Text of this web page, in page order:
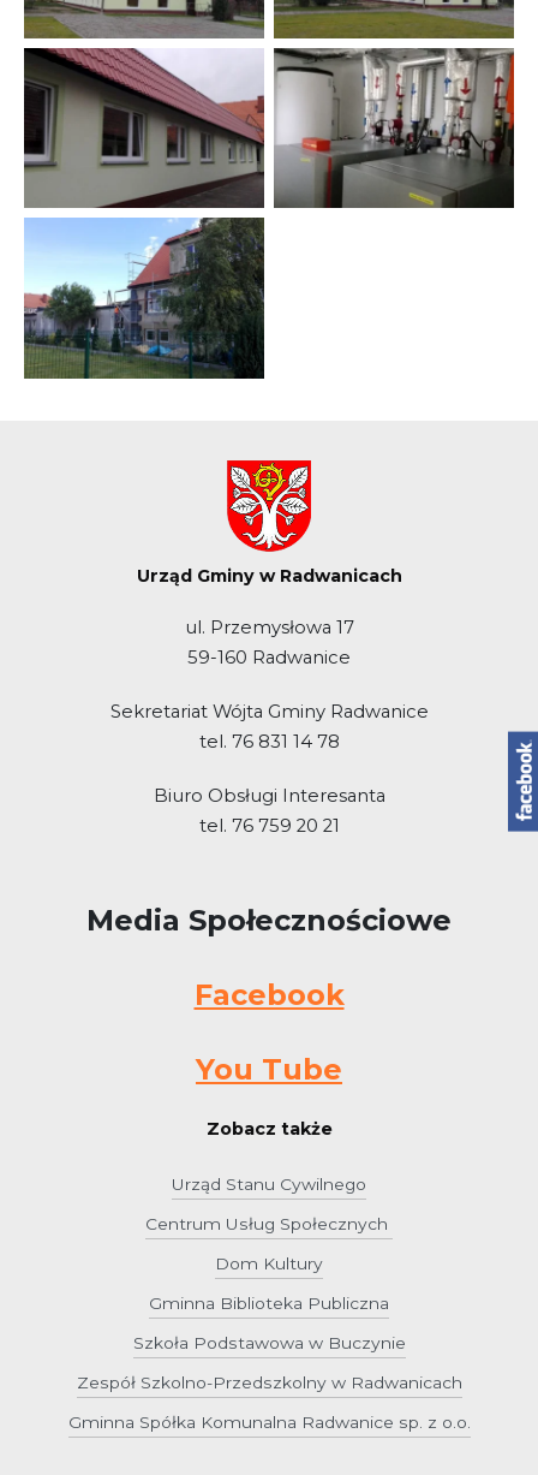
Urząd Gminy w Radwanicach
ul. Przemysłowa 17
59-160 Radwanice
Sekretariat Wójta Gminy Radwanice
tel. 76 831 14 78
Biuro Obsługi Interesanta
tel. 76 759 20 21
Media Społecznościowe
Facebook
You Tube
Zobacz także
Urząd Stanu Cywilnego
Centrum Usług Społecznych
Dom Kultury
Gminna Biblioteka Publiczna
Szkoła Podstawowa w Buczynie
Zespół Szkolno-Przedszkolny w Radwanicach
Gminna Spółka Komunalna Radwanice sp. z o.o.